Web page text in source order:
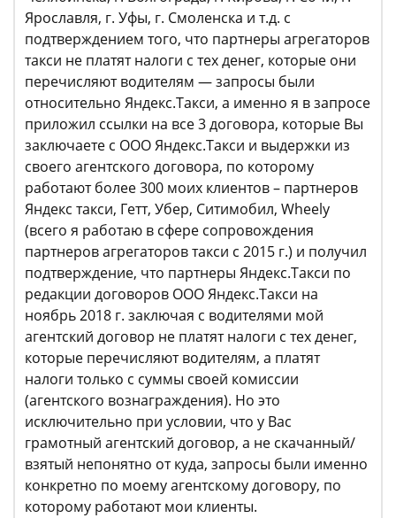
Ярославля, г. Уфы, г. Смоленска и т.д. с
подтверждением того, что партнеры агрегаторов
такси не платят налоги с тех денег, которые они
перечисляют водителям — запросы были
относительно Яндекс.Такси, а именно я в запросе
приложил ссылки на все 3 договора, которые Вы
заключаете с ООО Яндекс.Такси и выдержки из
своего агентского договора, по которому
работают более 300 моих клиентов – партнеров
Яндекс такси, Гетт, Убер, Ситимобил, Wheely
(всего я работаю в сфере сопровождения
партнеров агрегаторов такси с 2015 г.) и получил
подтверждение, что партнеры Яндекс.Такси по
редакции договоров ООО Яндекс.Такси на
ноябрь 2018 г. заключая с водителями мой
агентский договор не платят налоги с тех денег,
которые перечисляют водителям, а платят
налоги только с суммы своей комиссии
(агентского вознаграждения). Но это
исключительно при условии, что у Вас
грамотный агентский договор, а не скачанный/
взятый непонятно от куда, запросы были именно
конкретно по моему агентскому договору, по
которому работают мои клиенты.